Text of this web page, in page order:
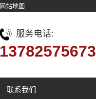
网站地图
服务电话:
13782575673
联系我们